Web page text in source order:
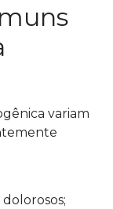
variam